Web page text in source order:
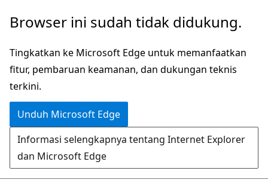
Lompati
konten
utama
Lewati
navigasi
dalam
halaman
Browser ini sudah tidak didukung.
Tingkatkan ke Microsoft Edge untuk memanfaatkan
fitur, pembaruan keamanan, dan dukungan teknis
terkini.
Unduh Microsoft Edge
Informasi selengkapnya tentang Internet Explorer
dan Microsoft Edge